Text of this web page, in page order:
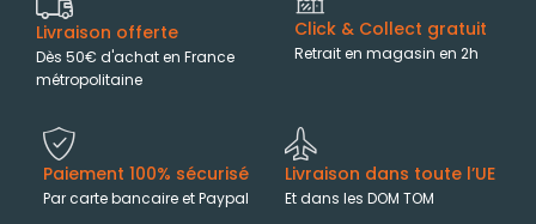
Livraison offerte
Dès 50€ d'achat en France
métropolitaine
Click & Collect gratuit
Retrait en magasin en 2h
Paiement 100% sécurisé
Par carte bancaire et Paypal
Livraison dans toute l’UE
Et dans les DOM TOM